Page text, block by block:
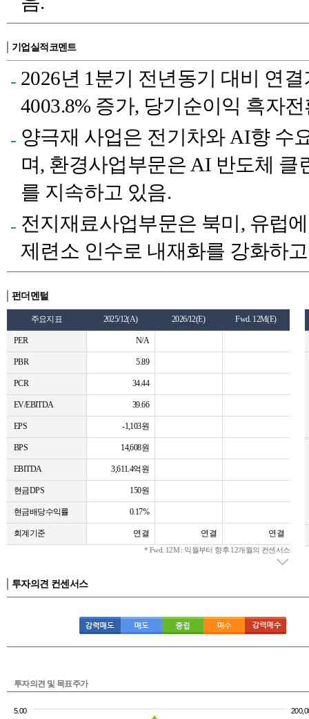
기업실적코멘트
2026년 1분기 전년동기 대비 연
4003.8% 증가, 당기순이익 흑자전
양극재 사업은 전기차와 AI향 수
며, 환경사업부문은 AI 반도체
를 지속하고 있음.
전지재료사업부문은 북미, 유럽
제련소 인수로 내재화를 강화하
펀더멘털
주요지표 2025/12(A) 2026/12(E) Fwd. 12M(E)
PER N/A
PBR 5.89
PCR 34.44
EV/EBITDA 39.66
EPS -1,103원
BPS 14,608원
EBITDA 3,611.4억원
현금DPS 150원
현금배당수익률 0.17%
회계기준 연결 연결 연결
* Fwd. 12M : 익월부터 향후 12개월의 컨센서스
투자의견 컨센서스
투자의견 및 목표주가
5.00